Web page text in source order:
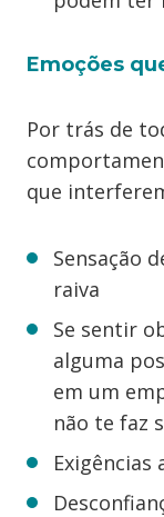
Emoções
Por trás de
que
Sensação
raiva
Se sentir
alguma
em um
não te faz
Exigências